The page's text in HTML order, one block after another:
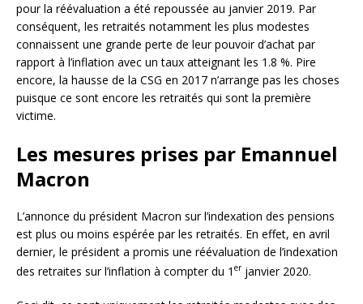
pour la réévaluation a été repoussée au janvier 2019. Par
conséquent, les retraités notamment les plus modestes
connaissent une grande perte de leur pouvoir d’achat par
rapport à l’inflation avec un taux atteignant les 1.8 %. Pire
encore, la hausse de la CSG en 2017 n’arrange pas les choses
puisque ce sont encore les retraités qui sont la première
victime.
Les mesures prises par Emannuel
Macron
L’annonce du président Macron sur l’indexation des pensions
est plus ou moins espérée par les retraités. En effet, en avril
dernier, le président a promis une réévaluation de l’indexation
des retraites sur l’inflation à compter du 1 erjanvier 2020.